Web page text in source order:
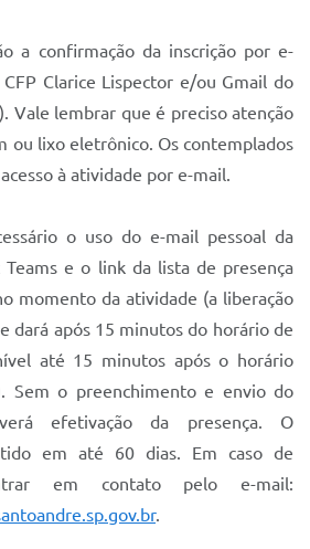
a confirmação da inscrição por e-
Clarice Lispector e/ou Gmail do
Vale lembrar que é preciso atenção
ou lixo eletrônico. Os contemplados
à atividade por e-mail.
o uso do e-mail pessoal da
e o link da lista de presença
momento da atividade (a liberação
dará após 15 minutos do horário de
até 15 minutos após o horário
Sem o preenchimento e envio do
efetivação da presença. O
em até 60 dias. Em caso de
em contato pelo e-mail:
.